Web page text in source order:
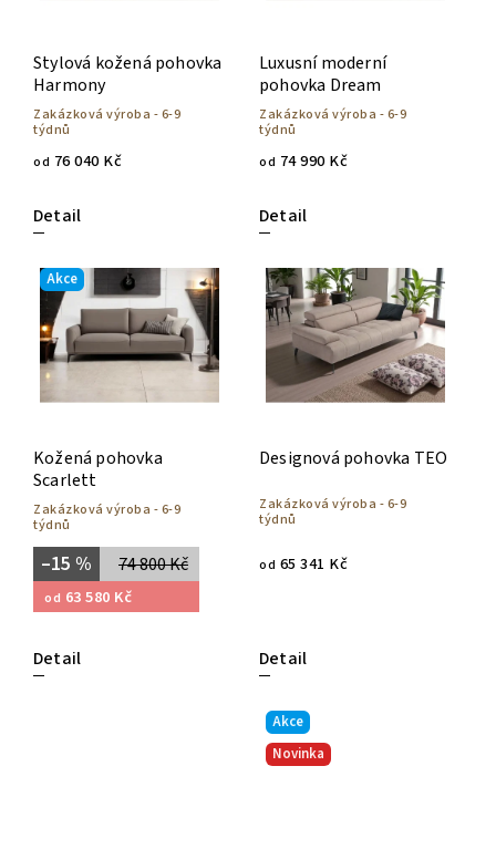
Stylová kožená pohovka
Harmony
Zakázková výroba - 6-9
týdnů
od 76 040 Kč
Detail
Luxusní moderní
pohovka Dream
Zakázková výroba - 6-9
týdnů
od 74 990 Kč
Detail
Akce
Kožená pohovka
Scarlett
Zakázková výroba - 6-9
týdnů
74 800 Kč
–15 %
od 63 580 Kč
Detail
Designová pohovka TEO
Zakázková výroba - 6-9
týdnů
od 65 341 Kč
Detail
Akce
Novinka